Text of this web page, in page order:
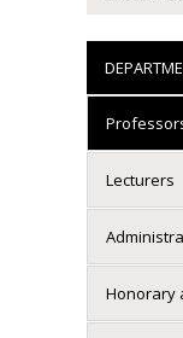
Lecturers
Honorary